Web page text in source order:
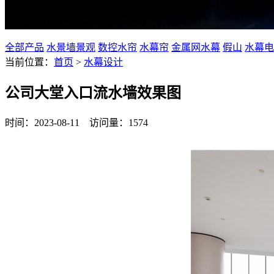
全部产品 水景墙景观 数控水帘 水幕帘 金属网水幕 假山 水幕
当前位置： 首页 > 水幕设计
公司大堂入口流水墙效果图
时间：2023-08-11 访问量：1574